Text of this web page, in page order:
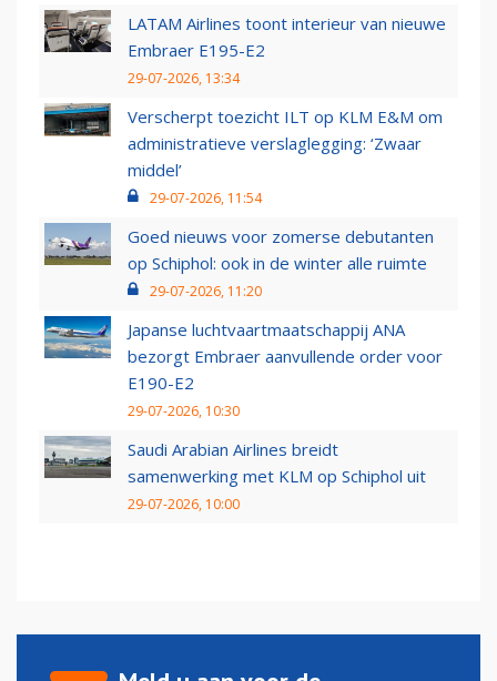
LATAM Airlines toont interieur van nieuwe
Embraer E195-E2
29-07-2026, 13:34
Verscherpt toezicht ILT op KLM E&M om
administratieve verslaglegging: ‘Zwaar
middel’
29-07-2026, 11:54
Goed nieuws voor zomerse debutanten
op Schiphol: ook in de winter alle ruimte
29-07-2026, 11:20
Japanse luchtvaartmaatschappij ANA
bezorgt Embraer aanvullende order voor
E190-E2
29-07-2026, 10:30
Saudi Arabian Airlines breidt
samenwerking met KLM op Schiphol uit
29-07-2026, 10:00